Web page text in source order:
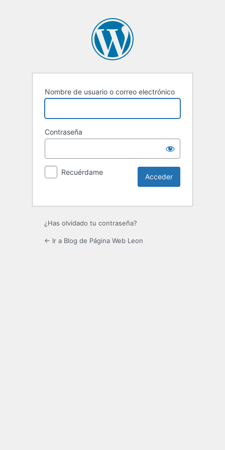
Nombre de usuario o correo electrónico
Contraseña
Recuérdame
¿Has olvidado tu contraseña?
← Ir a Blog de Página Web Leon